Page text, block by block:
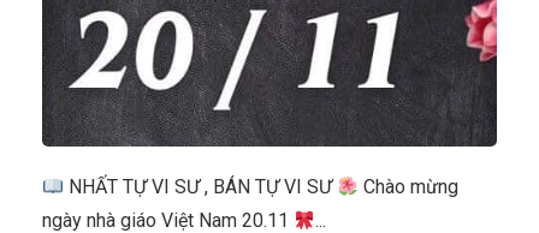
NHẤT TỰ VI SƯ , BÁN TỰ VI SƯ
Chào mừng
ngày nhà giáo Việt Nam 20.11
...